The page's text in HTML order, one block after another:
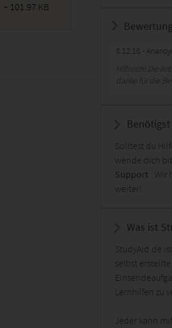
~ 101.97 KB
8.12.18 -
Hilfreich! Die
danke für die
Solltest du
wende dich
Support . Wir
weiter!
Was ist
StudyAid.de
selbst
Lernhilfen zu
Jeder kann